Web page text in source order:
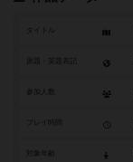
タイトル
参加人数